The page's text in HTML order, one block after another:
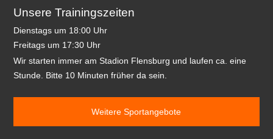
Unsere Trainingszeiten
Dienstags um 18:00 Uhr
Freitags um 17:30 Uhr
Wir starten immer am Stadion Flensburg und laufen ca. eine
Stunde. Bitte 10 Minuten früher da sein.
Weitere Sportangebote